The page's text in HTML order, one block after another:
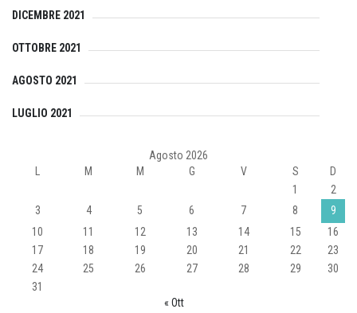
DICEMBRE 2021
OTTOBRE 2021
AGOSTO 2021
LUGLIO 2021
Agosto 2026
L
M M G V S
D
1
2
3
4 5 6 7 8
9
10
11 12 13 14 15
16
17
18 19 20 21 22
23
24
25 26 27 28 29
30
31
« Ott